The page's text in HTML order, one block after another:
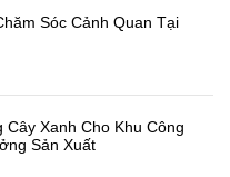
Sóc Cảnh Quan Tại
Xanh Cho Khu Công
Sản Xuất